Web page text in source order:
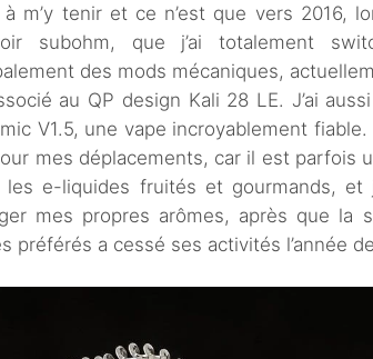
à m’y tenir et ce n’est que vers 2016,
subohm, que j’ai totalement
des mods mécaniques,
au QP design Kali 28 LE. J’ai
V1.5, une vape incroyablement
mes déplacements, car il est parfois
les e-liquides fruités et gourmands, et
mes propres arômes, après que la
préférés a cessé ses activités l’année